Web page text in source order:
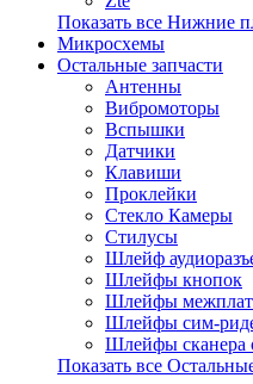
Показать все Нижние
Микросхемы
Остальные запчасти
Антенны
Вибромоторы
Вспышки
Датчики
Клавиши
Проклейки
Стекло Камеры
Стилусы
Шлейф
Шлейфы кнопок
Шлейфы
Шлейфы сим-
Шлейфы сканера
Показать все